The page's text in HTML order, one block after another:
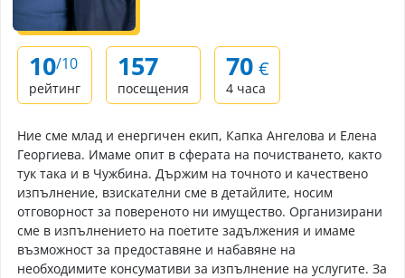
10/10
рейтинг
157
посещения
70 €
4 часа
Ние сме млад и енергичен екип, Капка Ангелова и Елена
Георгиева. Имаме опит в сферата на почистването, както
тук така и в Чужбина. Държим на точното и качествено
изпълнение, взискателни сме в детайлите, носим
отговорност за повереното ни имущество. Организирани
сме в изпълнението на поетите задължения и имаме
възможност за предоставяне и набавяне на
необходимите консумативи за изпълнение на услугите. За